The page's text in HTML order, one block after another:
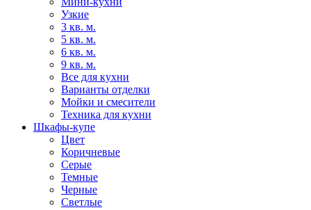
Узкие
3 кв. м.
5 кв. м.
6 кв. м.
9 кв. м.
Все для кухни
Варианты отделки
Мойки и смесители
Техника для кухни
Шкафы-купе
Цвет
Коричневые
Серые
Темные
Черные
Светлые